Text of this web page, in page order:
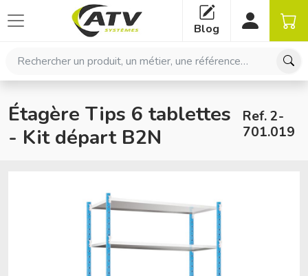
Rechercher un produit, un métier, une référence…
Blog
Étagère Tips 6 tablettes
- Kit départ B2N
Ref. 2-
701.019
Panneau de gestion des cookies